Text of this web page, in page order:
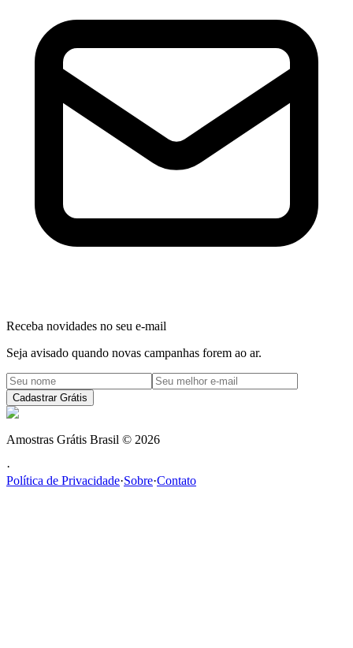
Receba novidades no seu e-mail
Seja avisado quando novas campanhas forem ao ar.
Cadastrar Grátis
Amostras Grátis Brasil © 2026
·
Política de Privacidade·Sobre·Contato